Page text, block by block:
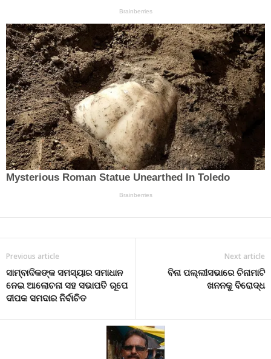
Previous article
ସାମ୍ବାଦିକଙ୍କ ସମସ୍ୟାର ସମାଧାନ
ନେଇ ଆଲୋଚନା ସହ ସଭାପତି ରୂପେ
ଦୀପକ ସମଦାର ନିର୍ବାଚିତ
Next article
ବିନା ପଲ୍ଲୀସଭାରେ ଚିନାମାଟି
ଖନନକୁ ବିରୋଦ୍ଧ